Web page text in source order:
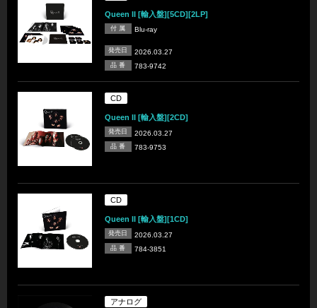
Queen II [輸入盤][5CD][2LP]
付 属 Blu-ray
発売日 2026.03.27
品 番 783-9742
CD
Queen II [輸入盤][2CD]
発売日 2026.03.27
品 番 783-9753
CD
Queen II [輸入盤][1CD]
発売日 2026.03.27
品 番 784-3851
アナログ